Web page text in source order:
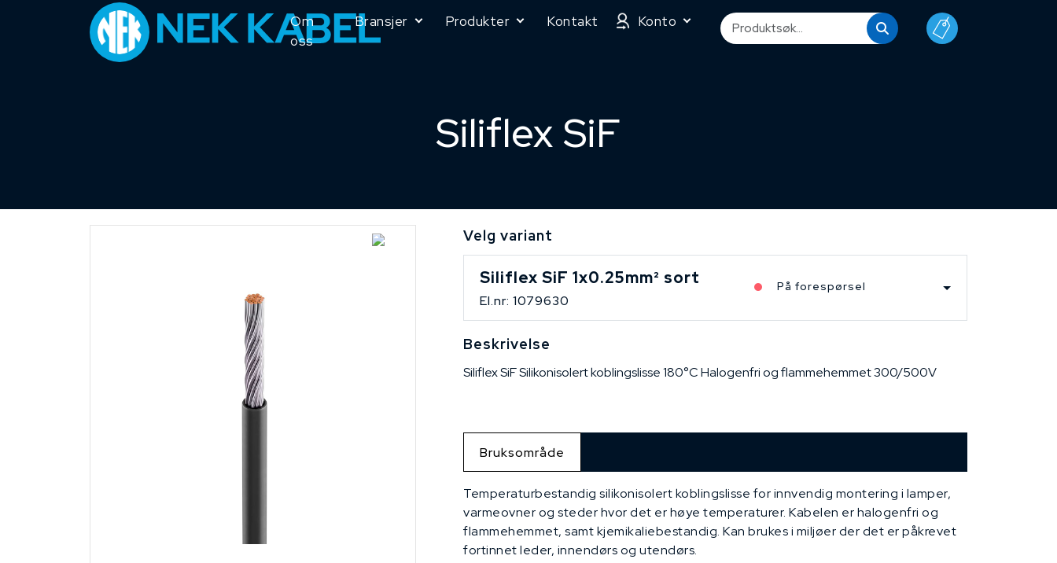
Om
oss
Bransjer Produkter Kontakt Konto
Siliflex SiF
Velg variant
Siliflex SiF 1x0.25mm² sort
El.nr: 1079630
På forespørsel
Beskrivelse
Siliflex SiF Silikonisolert koblingslisse 180°C Halogenfri og flammehemmet 300/500V
Bruksområde
Temperaturbestandig silikonisolert koblingslisse for innvendig montering i lamper,
varmeovner og steder hvor det er høye temperaturer. Kabelen er halogenfri og
flammehemmet, samt kjemikaliebestandig. Kan brukes i miljøer der det er påkrevet
fortinnet leder, innendørs og utendørs.